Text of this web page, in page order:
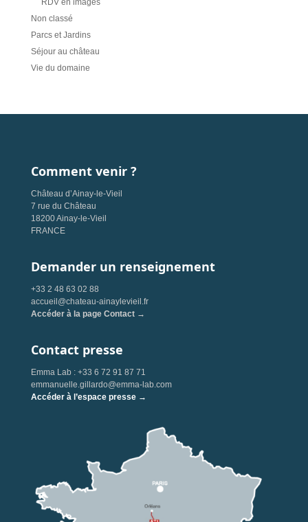
RDV en images
Non classé
Parcs et Jardins
Séjour au château
Vie du domaine
Comment venir ?
Château d’Ainay-le-Vieil
7 rue du Château
18200 Ainay-le-Vieil
FRANCE
Demander un renseignement
+33 2 48 63 02 88
accueil@chateau-ainaylevieil.fr
Accéder à la page Contact →
Contact presse
Emma Lab : +33 6 72 91 87 71
emmanuelle.gillardo@emma-lab.com
Accéder à l’espace presse →